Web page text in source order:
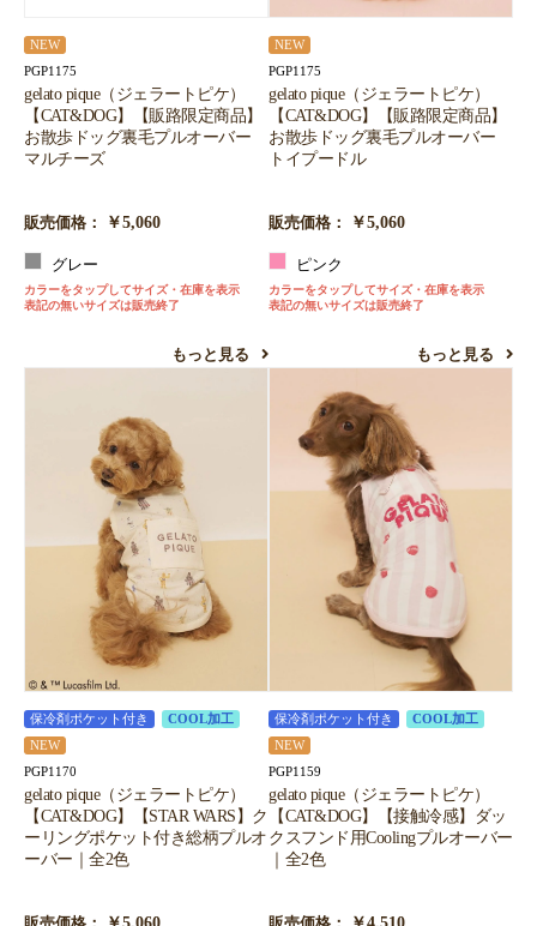
NEW
PGP1175
gelato pique（ジェラートピケ）
【CAT&DOG】【販路限定商品】
お散歩ドッグ裏毛プルオーバー
マルチーズ
販売価格： ￥5,060
グレー
カラーをタップしてサイズ・在庫を表示
表記の無いサイズは販売終了
もっと見る
NEW
PGP1175
gelato pique（ジェラートピケ）
【CAT&DOG】【販路限定商品】
お散歩ドッグ裏毛プルオーバー
トイプードル
販売価格： ￥5,060
ピンク
カラーをタップしてサイズ・在庫を表示
表記の無いサイズは販売終了
もっと見る
保冷剤ポケット付き
COOL加工
NEW
PGP1170
gelato pique（ジェラートピケ）
【CAT&DOG】【STAR WARS】ク
ーリングポケット付き総柄プルオ
ーバー｜全2色
保冷剤ポケット付き
COOL加工
NEW
PGP1159
gelato pique（ジェラートピケ）
【CAT&DOG】【接触冷感】ダッ
クスフンド用Coolingプルオーバー
｜全2色